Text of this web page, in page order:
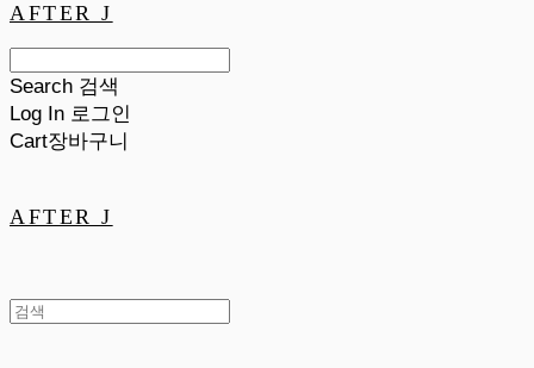
AFTER J
Search 검색
Log In 로그인
Cart장바구니
AFTER J